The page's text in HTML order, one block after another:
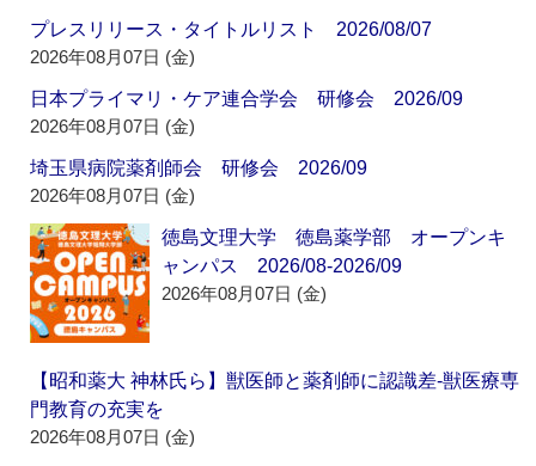
プレスリリース・タイトルリスト 2026/08/07
2026年08月07日 (金)
日本プライマリ・ケア連合学会 研修会 2026/09
2026年08月07日 (金)
埼玉県病院薬剤師会 研修会 2026/09
2026年08月07日 (金)
徳島文理大学 徳島薬学部 オープンキ
ャンパス 2026/08-2026/09
2026年08月07日 (金)
【昭和薬大 神林氏ら】獣医師と薬剤師に認識差‐獣医療専
門教育の充実を
2026年08月07日 (金)